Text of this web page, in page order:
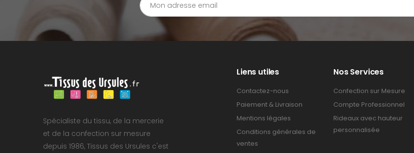
Spécialiste du tissu, de la mercerie
et de la confection sur mesure
depuis 1986, Tissus des Ursules c'est
Liens utiles
Contactez-nous
Paiement & Livraison
Mentions légales
Conditions générales de
ventes
Nos Services
Confection sur Mesure
Compte Professionnel
Rideaux avec hauteur
personnalisée